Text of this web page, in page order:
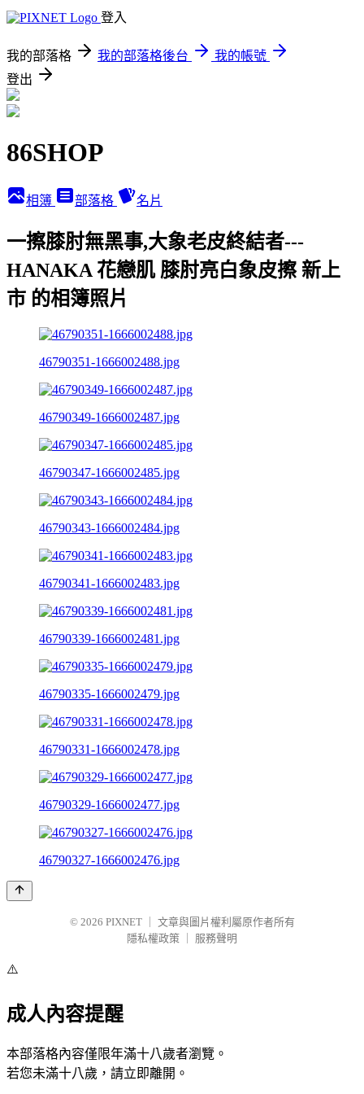
登入
我的部落格 我的部落格後台
我的帳號
登出
86SHOP
相簿 部落格 名片
一擦膝肘無黑事,大象老皮終結者---
HANAKA 花戀肌 膝肘亮白象皮擦 新上
市 的相簿照片
46790351-1666002488.jpg
46790349-1666002487.jpg
46790347-1666002485.jpg
46790343-1666002484.jpg
46790341-1666002483.jpg
46790339-1666002481.jpg
46790335-1666002479.jpg
46790331-1666002478.jpg
46790329-1666002477.jpg
46790327-1666002476.jpg
© 2026 PIXNET
文章與圖片權利屬原作者所有
隱私權政策
服務聲明
⚠️
成人內容提醒
本部落格內容僅限年滿十八歲者瀏覽。
若您未滿十八歲，請立即離開。